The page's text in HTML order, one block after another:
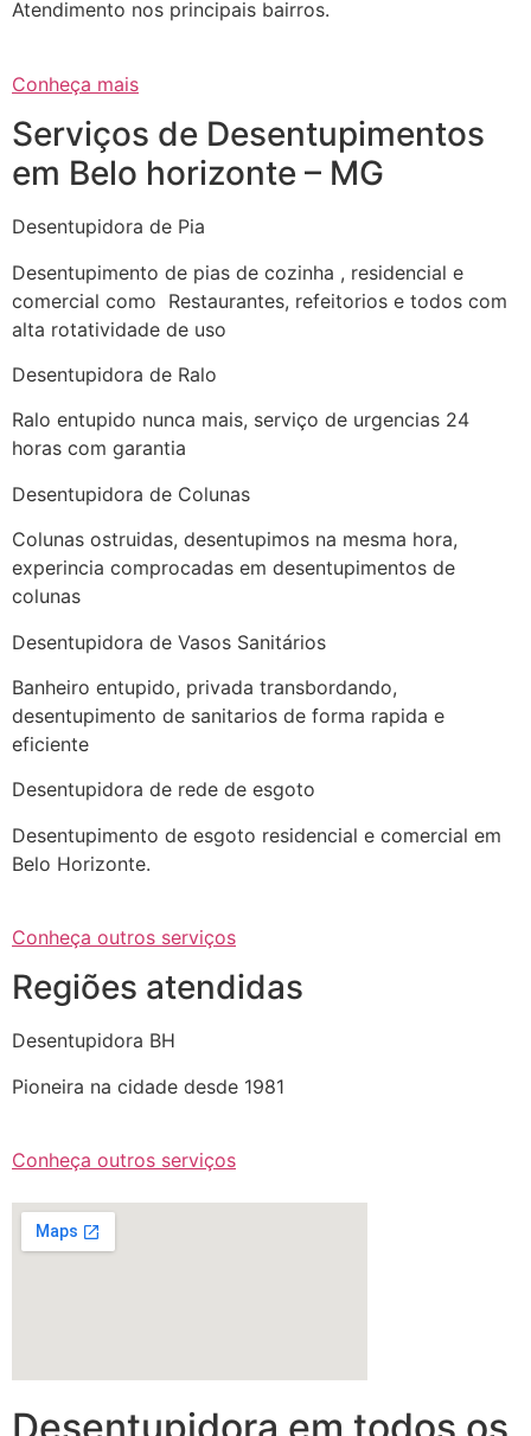
Atendimento nos principais bairros.
Conheça mais
Serviços de Desentupimentos
em Belo horizonte – MG
Desentupidora de Pia
Desentupimento de pias de cozinha , residencial e
comercial como Restaurantes, refeitorios e todos com
alta rotatividade de uso
Desentupidora de Ralo
Ralo entupido nunca mais, serviço de urgencias 24
horas com garantia
Desentupidora de Colunas
Colunas ostruidas, desentupimos na mesma hora,
experincia comprocadas em desentupimentos de
colunas
Desentupidora de Vasos Sanitários
Banheiro entupido, privada transbordando,
desentupimento de sanitarios de forma rapida e
eficiente
Desentupidora de rede de esgoto
Desentupimento de esgoto residencial e comercial em
Belo Horizonte.
Conheça outros serviços
Regiões atendidas
Desentupidora BH
Pioneira na cidade desde 1981
Conheça outros serviços
Desentupidora em todos os